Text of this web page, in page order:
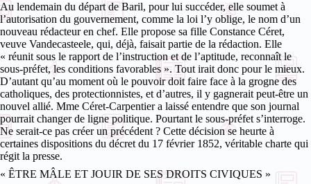
Au lendemain du départ de Baril, pour lui succéder, elle soumet à
l’autorisation du gouvernement, comme la loi l’y oblige, le nom d’un
nouveau rédacteur en chef. Elle propose sa fille Constance Céret,
veuve Vandecasteele, qui, déjà, faisait partie de la rédaction. Elle
« réunit sous le rapport de l’instruction et de l’aptitude, reconnaît le
sous-préfet, les conditions favorables ». Tout irait donc pour le mieux.
D’autant qu’au moment où le pouvoir doit faire face à la grogne des
catholiques, des protectionnistes, et d’autres, il y gagnerait peut-être un
nouvel allié. Mme Céret-Carpentier a laissé entendre que son journal
pourrait changer de ligne politique. Pourtant le sous-préfet s’interroge.
Ne serait-ce pas créer un précédent ? Cette décision se heurte à
certaines dispositions du décret du 17 février 1852, véritable charte qui
régit la presse.
« ÊTRE MÂLE ET JOUIR DE SES DROITS CIVIQUES »